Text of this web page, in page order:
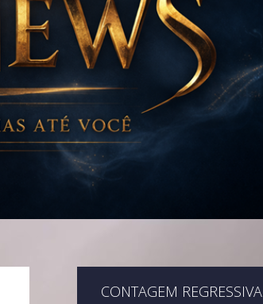
CONTAGEM REGRESSIVA